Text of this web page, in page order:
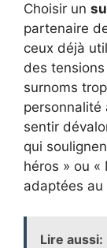
Choisir un
partenaire
ceux déjà
des
surnoms
personnalité
sentir
qui
héros » ou
adaptées
Lire aussi: